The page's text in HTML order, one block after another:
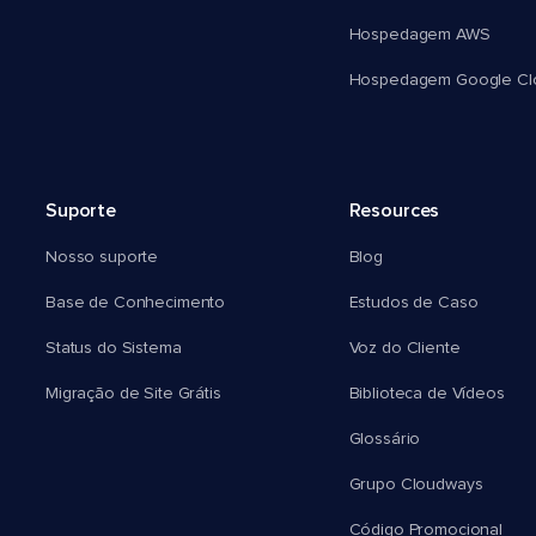
Hospedagem AWS
Hospedagem Google
Suporte
Nosso suporte
Base de Conhecimento
Status do Sistema
Migração de Site Grátis
Resources
Blog
Estudos de Caso
Voz do Cliente
Biblioteca de Vídeos
Glossário
Grupo Cloudways
Código Promocional